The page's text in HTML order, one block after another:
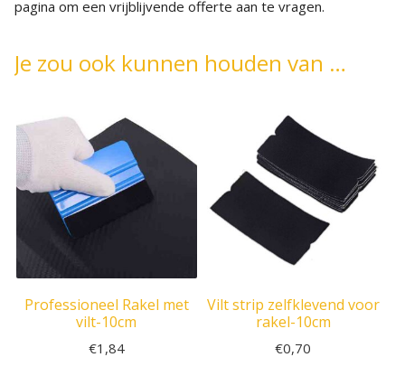
pagina om een vrijblijvende offerte aan te vragen.
Je zou ook kunnen houden van …
Professioneel Rakel met
vilt-10cm
€1,84
Vilt strip zelfklevend voor
rakel-10cm
€0,70